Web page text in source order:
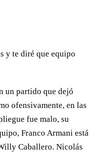
y te diré que equipo
un partido que dejó
ofensivamente, en las
fue malo, su
Franco Armani está
Caballero. Nicolás